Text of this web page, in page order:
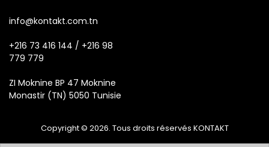
info@kontakt.com.tn
+216 73 416 144 / +216 98
779 779
ZI Moknine BP 47 Moknine
Monastir (TN) 5050 Tunisie
Copyright © 2026. Tous droits réservés KONTAKT